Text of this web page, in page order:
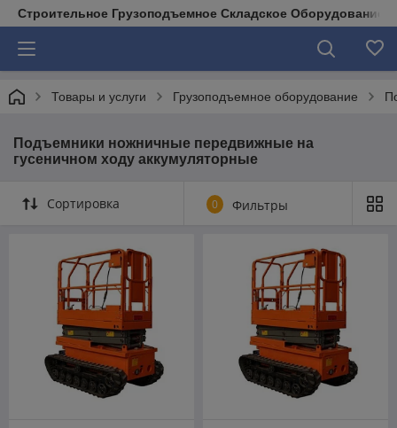
Строительное Грузоподъемное Складское Оборудование
Товары и услуги Грузоподъемное оборудование
Подъемники ножничные передвижные на
гусеничном ходу аккумуляторные
Сортировка 0 Фильтры